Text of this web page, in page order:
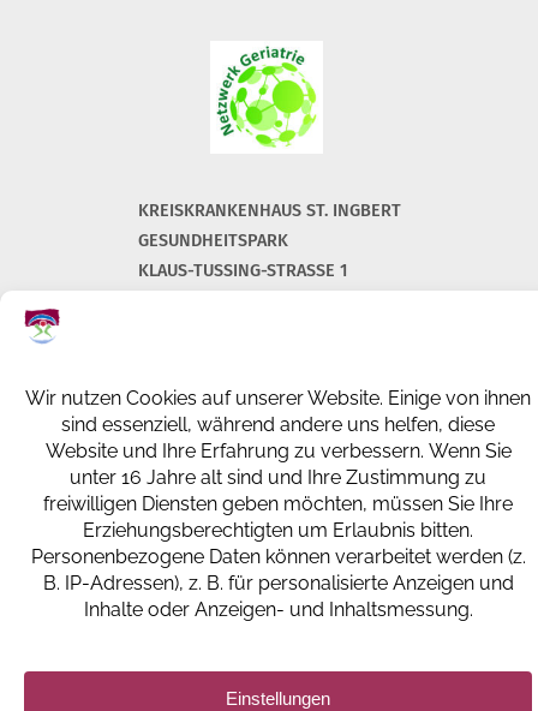
KREISKRANKENHAUS ST. INGBERT
GESUNDHEITSPARK
KLAUS-TUSSING-STRASSE 1
info@kkh-geriatrie-igb.de
FACEBOOK
INSTAGRAM
LINKEDIN